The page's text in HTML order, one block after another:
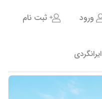
ایرانگردی
ورود ثبت نام